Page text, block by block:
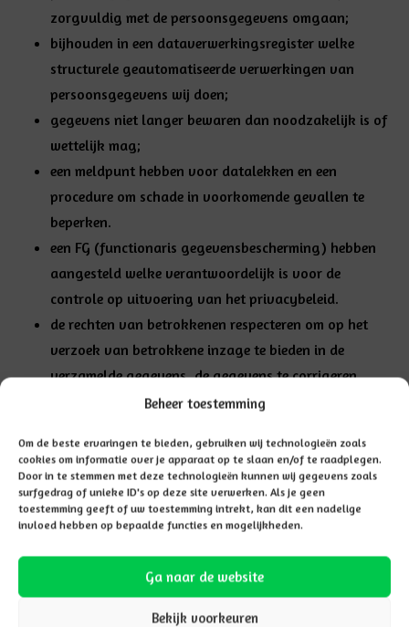
Beheer toestemming
Om de beste ervaringen te bieden, gebruiken wij technologieën zoals
cookies om informatie over je apparaat op te slaan en/of te raadplegen.
Door in te stemmen met deze technologieën kunnen wij gegevens zoals
surfgedrag of unieke ID's op deze site verwerken. Als je geen
toestemming geeft of uw toestemming intrekt, kan dit een nadelige
invloed hebben op bepaalde functies en mogelijkheden.
Ga naar de website
Bekijk voorkeuren
zorgvuldig met de persoonsgegevens omgaan;
bijhouden in een dataverwerkingsregister welke
structurele geautomatiseerde verwerkingen van
persoonsgegevens wij doen;
gegevens niet langer bewaren dan noodzakelijk is of
wettelijk mag;
een meldpunt hebben voor datalekken en een
procedure om schade in voorkomende gevallen te
beperken.
een FG (functionaris gegevensbescherming) hebben
aangesteld welke verantwoordelijk is voor de
controle op uitvoering van het privacybeleid.
de rechten van betrokkenen respecteren om op het
verzoek van betrokkene inzage te bieden in de
verzamelde gegevens, de gegevens tecorrigeren
wanneer deze niet kloppen of hetverwijderen
met de wet.
Contact opnemen naar aanleiding van dit
privacystatement, of bij algemene vragen met betrekking